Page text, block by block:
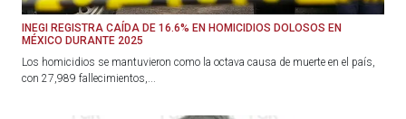
INEGI REGISTRA CAÍDA DE 16.6% EN HOMICIDIOS DOLOSOS EN
MÉXICO DURANTE 2025
Los homicidios se mantuvieron como la octava causa de muerte en el país,
con 27,989 fallecimientos,...